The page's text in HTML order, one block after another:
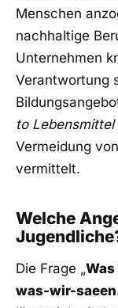
Menschen
nachhaltige
Unternehmen
Verantwortung
to Lebensmittel
Vermeidung
vermittelt.
Welche
Die Frage „
was-wir-